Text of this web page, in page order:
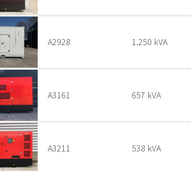
A2928 1.250 kVA
A3161 657 kVA
A3211 538 kVA